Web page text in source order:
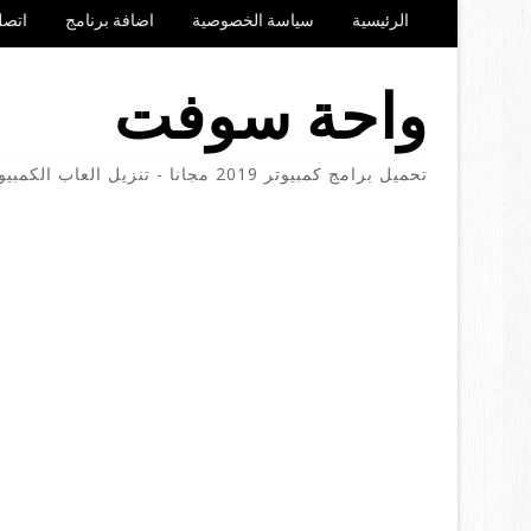
الرئيسية سياسة الخصوصية اضافة برنامج
واحة سوفت
تحميل برامج كمبيوتر 2019 مجانا - تنزيل العاب الكمبيوتر والموبايل مجانا